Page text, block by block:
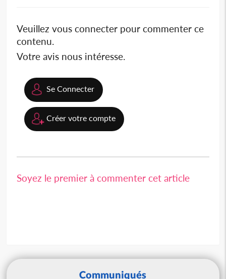
Veuillez vous connecter pour commenter ce
contenu.
Votre avis nous intéresse.
Se Connecter
Créer votre compte
Soyez le premier à commenter cet article
Communiqués